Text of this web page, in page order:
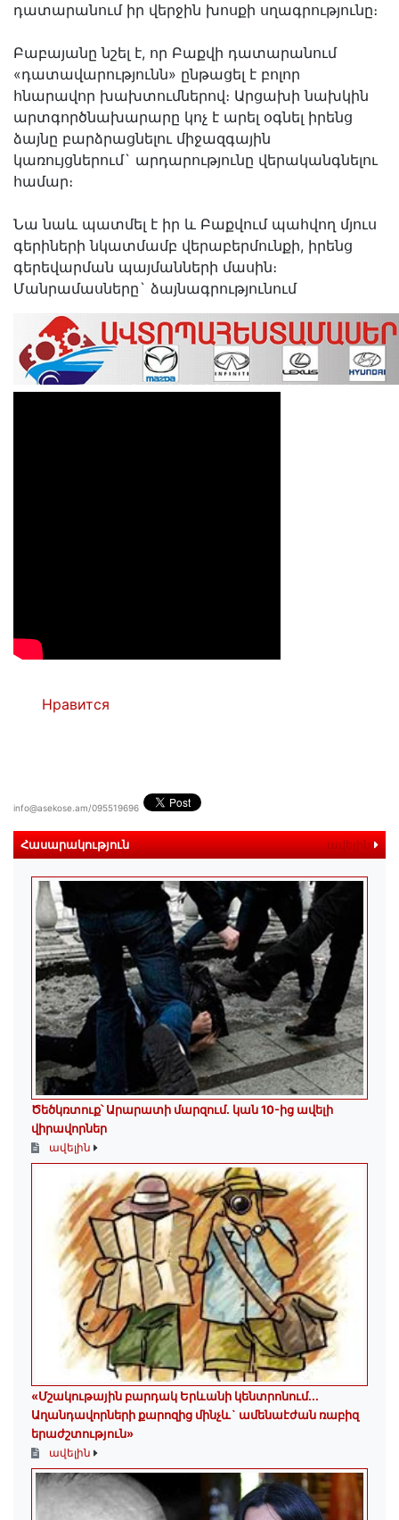
դատարանում իր վերջին խոսքի սղագրությունը։
Բաբայանը նշել է, որ Բաքվի դատարանում
«դատավարությունն» ընթացել է բոլոր
հնարավոր խախտումներով։ Արցախի նախկին
արտգործնախարարը կոչ է արել օգնել իրենց
ձայնը բարձրացնելու միջազգային
կառույցներում` արդարությունը վերականգնելու
համար։
Նա նաև պատմել է իր և Բաքվում պահվող մյուս
գերիների նկատմամբ վերաբերմունքի, իրենց
գերեվարման պայմանների մասին։
Մանրամասները` ձայնագրությունում
Нравится
info@asekose.am/095519696
Հասարակություն ավելին
Ծեծկռտուք՝ Արարատի մարզում. կան 10-ից ավելի
վիրավորներ
ավելին
«Մշակութային բարդակ Երևանի կենտրոնում...
Աղանդավորների քարոզից մինչև` ամենաէժան ռաբիզ
երաժշտություն»
ավելին